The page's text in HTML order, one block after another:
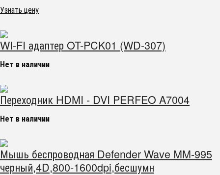
Узнать цену
WI-FI адаптер OT-PCK01 (WD-307)
Нет в наличии
Переходник HDMI - DVI PERFEO A7004
Нет в наличии
Мышь беспроводная Defender Wave MM-995
черный,4D,800-1600dpi,бесшумн